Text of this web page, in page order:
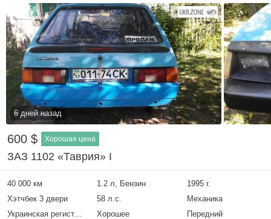
6 дней назад
600 $ Хорошая цена
ЗАЗ 1102 «Таврия» I
40 000 км 1.2 л, Бензин
1995 г.
Хэтчбек 3 двери
58 л.с.
Механика
Украинская регистрация
Хорошее Передний